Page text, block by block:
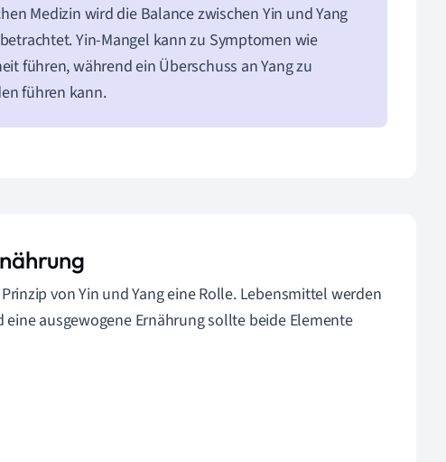
Medizin wird die Balance zwischen Yin und Yang
Yin-Mangel kann zu Symptomen wie
führen, während ein Überschuss an Yang zu
führen kann.
von Yin und Yang eine Rolle. Lebensmittel werden
eine ausgewogene Ernährung sollte beide Elemente